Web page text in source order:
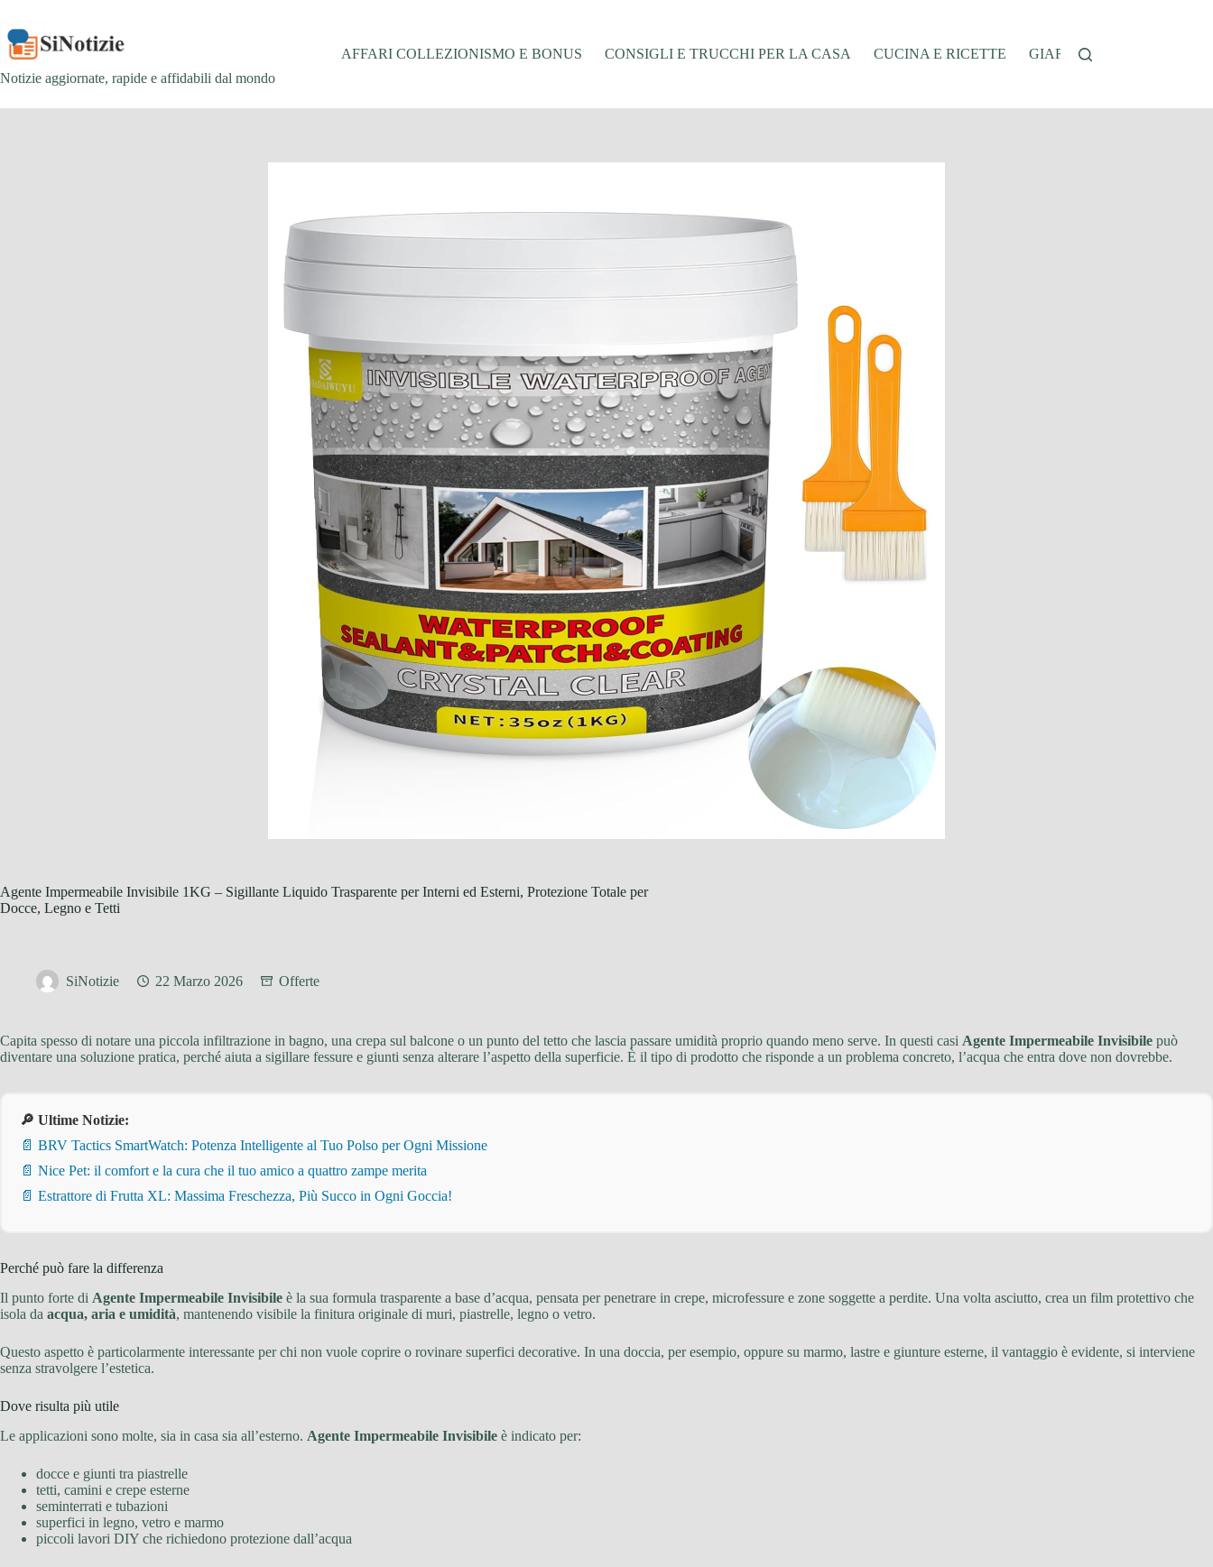
contenuto
Notizie aggiornate, rapide e affidabili dal mondo
AFFARI COLLEZIONISMO E BONUS CONSIGLI E TRUCCHI PER LA CASA CUCINA E RICETTE GIARDINAGGIO
Agente Impermeabile Invisibile 1KG – Sigillante Liquido Trasparente per Interni ed Esterni, Protezione Totale per
Docce, Legno e Tetti
SiNotizie 22 Marzo 2026 Offerte
Capita spesso di notare una piccola infiltrazione in bagno, una crepa sul balcone o un punto del tetto che lascia passare umidità proprio quando meno serve. In questi casi Agente Impermeabile Invisibile può
diventare una soluzione pratica, perché aiuta a sigillare fessure e giunti senza alterare l’aspetto della superficie. È il tipo di prodotto che risponde a un problema concreto, l’acqua che entra dove non dovrebbe.
🔎 Ultime Notizie:
📄 BRV Tactics SmartWatch: Potenza Intelligente al Tuo Polso per Ogni Missione
📄 Nice Pet: il comfort e la cura che il tuo amico a quattro zampe merita
📄 Estrattore di Frutta XL: Massima Freschezza, Più Succo in Ogni Goccia!
Perché può fare la differenza
Il punto forte di Agente Impermeabile Invisibile è la sua formula trasparente a base d’acqua, pensata per penetrare in crepe, microfessure e zone soggette a perdite. Una volta asciutto, crea un film protettivo che
isola da acqua, aria e umidità, mantenendo visibile la finitura originale di muri, piastrelle, legno o vetro.
Questo aspetto è particolarmente interessante per chi non vuole coprire o rovinare superfici decorative. In una doccia, per esempio, oppure su marmo, lastre e giunture esterne, il vantaggio è evidente, si interviene
senza stravolgere l’estetica.
Dove risulta più utile
Le applicazioni sono molte, sia in casa sia all’esterno. Agente Impermeabile Invisibile è indicato per:
docce e giunti tra piastrelle
tetti, camini e crepe esterne
seminterrati e tubazioni
superfici in legno, vetro e marmo
piccoli lavori DIY che richiedono protezione dall’acqua